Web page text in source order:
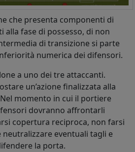
che presenta componenti di
alla fase di possesso, di non
di transizione si parte
numerica dei difensori.
a uno dei tre attaccanti.
un’azione finalizzata alla
momento in cui il portiere
dovranno affrontarli
copertura reciproca, non farsi
eventuali tagli e
la porta.